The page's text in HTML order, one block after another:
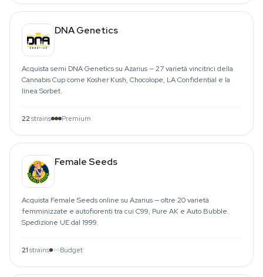
DNA Genetics
Acquista semi DNA Genetics su Azarius — 27 varietà vincitrici della
Cannabis Cup come Kosher Kush, Chocolope, LA Confidential e la
linea Sorbet.
22 strains Premium
Female Seeds
Acquista Female Seeds online su Azarius — oltre 20 varietà
femminizzate e autofiorenti tra cui C99, Pure AK e Auto Bubble.
Spedizione UE dal 1999.
21 strains Budget